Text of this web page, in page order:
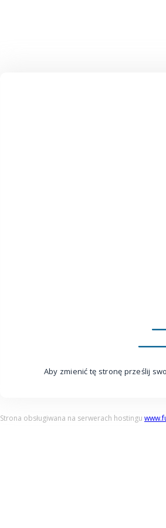
Aby zmienić tę stronę prześlij
Strona obsługiwana na serwerach hostingu